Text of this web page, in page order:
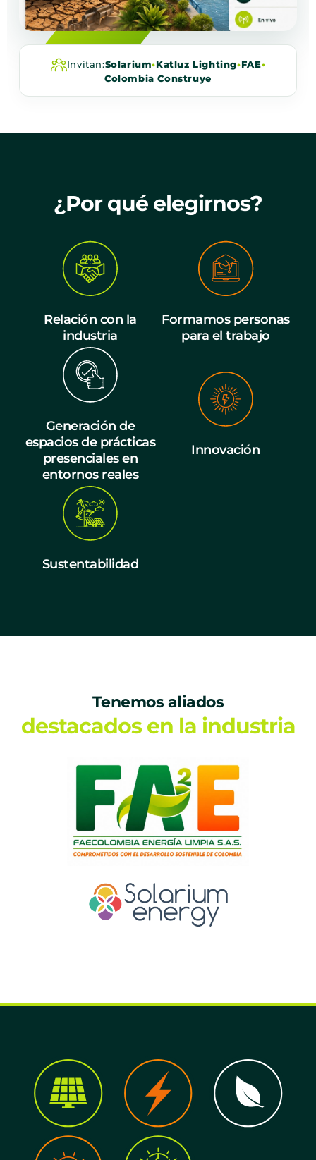
Invitan:Solarium•Katluz Lighting•FAE•
Colombia Construye
¿Por qué elegirnos?
Relación con la
industria
Formamos personas
para el trabajo
Generación de
espacios de prácticas
presenciales en
entornos reales
Innovación
Sustentabilidad
Tenemos aliados
destacados en la industria